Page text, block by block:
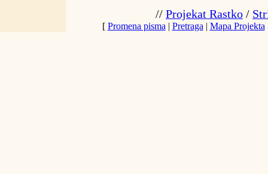
// Projekat Rastko /
[ Promena pisma| Pretraga| Mapa Projekta